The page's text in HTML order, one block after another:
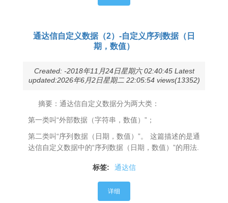
通达信自定义数据（2）-自定义序列数据（日
期，数值）
Created: -2018年11月24日星期六 02:40:45 Latest
updated:2026年6月2日星期二 22:05:54 views(13352)
摘要：通达信自定义数据分为两大类：
第一类叫“外部数据（字符串，数值）”；
第二类叫“序列数据（日期，数值）”。 这篇描述的是通
达信自定义数据中的“序列数据（日期，数值）”的用法.
标签: 通达信
详细